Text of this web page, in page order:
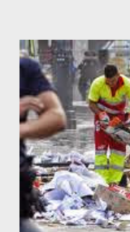
caballeretes salieran
que les viniera en
pertinente, cortar el
contenedores de
los agentes,
agredirla, morderla,
los que no fuman ni